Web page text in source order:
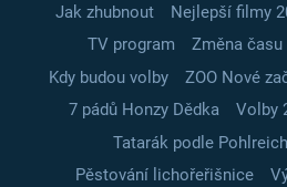
Jak zhubnout Nejlepší filmy
TV program
Změna času
Kdy budou volby
ZOO Nové
7 pádů Honzy Dědka
Volby
Tatarák podle
Pěstování lichořeřišnice